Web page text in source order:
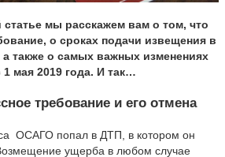
мы расскажем вам о том, что
о сроках подачи извещения в
также о самых важных изменениях
мая 2019 года. И так…
требование и его отмена
ОСАГО попал в ДТП, в котором он
ущерба в любом случае